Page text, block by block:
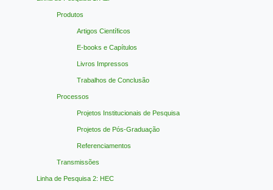
Produtos
Artigos Científicos
E-books e Capítulos
Livros Impressos
Trabalhos de Conclusão
Processos
Projetos Institucionais de Pesquisa
Projetos de Pós-Graduação
Referenciamentos
Transmissões
Linha de Pesquisa 2: HEC